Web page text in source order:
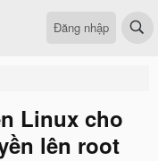
Đăng nhập
Linux cho
lên root